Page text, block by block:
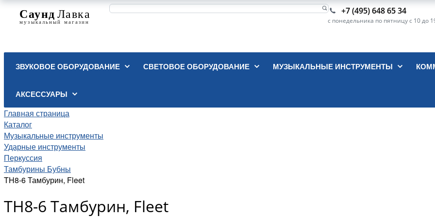
+7 (495) 648 65 34
с понедельника по пятницу с 10 до
ЗВУКОВОЕ ОБОРУДОВАНИЕ СВЕТОВОЕ ОБОРУДОВАНИЕ МУЗЫКАЛЬНЫЕ ИНСТРУМЕНТЫ
АКСЕССУАРЫ
Главная страница
Каталог
Музыкальные инструменты
Ударные инструменты
Перкуссия
Тамбурины Бубны
TH8-6 Тамбурин, Fleet
TH8-6 Тамбурин, Fleet